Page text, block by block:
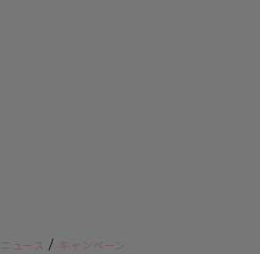
ニュース / キャンペーン